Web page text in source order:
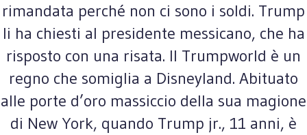
rimandata perché non ci sono i soldi. Trump
li ha chiesti al presidente messicano, che ha
risposto con una risata. Il Trumpworld è un
regno che somiglia a Disneyland. Abituato
alle porte d’oro massiccio della sua magione
di New York, quando Trump jr., 11 anni, è